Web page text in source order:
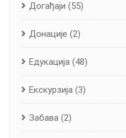
Догађаји (55)
Донације (2)
Едукација (48)
Екскурзија (3)
Забава (2)